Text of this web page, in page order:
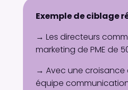
Exemple de ciblage
→ Les directeurs
marketing de PME de
→ Avec une croisance
équipe